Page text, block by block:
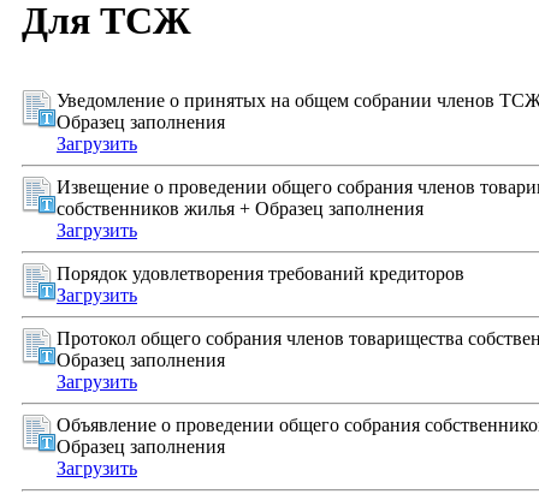
Для ТСЖ
Уведомление о принятых на общем собрании членов
Образец заполнения
Загрузить
Извещение о проведении общего собрания членов
собственников жилья + Образец заполнения
Загрузить
Порядок удовлетворения требований кредиторов
Загрузить
Протокол общего собрания членов товарищества
Образец заполнения
Загрузить
Объявление о проведении общего собрания
Образец заполнения
Загрузить